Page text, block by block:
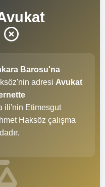
Barosu'na
adresi Avukat
ili'nin Etimesgut
Haksöz çalışma